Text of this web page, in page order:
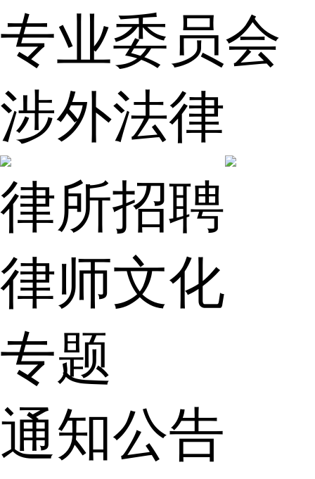
专业委员会
涉外法律
律所招聘
律师文化
专题
通知公告